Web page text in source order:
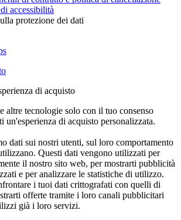
accessibilità
protezione dei dati
di acquisto
altre tecnologie solo con il tuo consenso
di acquisto personalizzata.
dati sui nostri utenti, sul loro comportamento
Questi dati vengono utilizzati per
il nostro sito web, per mostrarti pubblicità
e per analizzare le statistiche di utilizzo.
i tuoi dati crittografati con quelli di
offerte tramite i loro canali pubblicitari
già i loro servizi.